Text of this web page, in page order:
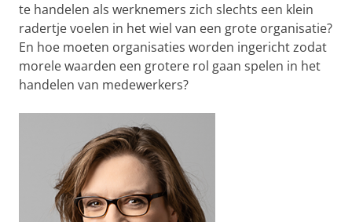
te handelen als werknemers zich slechts een klein
radertje voelen in het wiel van een grote organisatie?
En hoe moeten organisaties worden ingericht zodat
morele waarden een grotere rol gaan spelen in het
handelen van medewerkers?